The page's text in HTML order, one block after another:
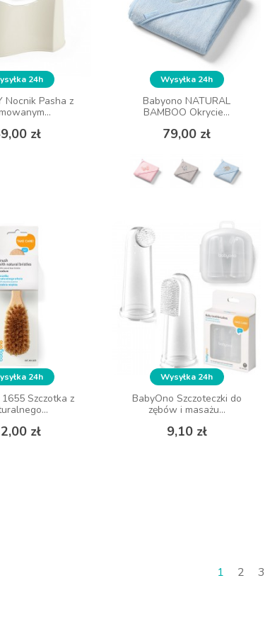
24h
Nocnik Pasha z
złCena
24h
Nocnik Pasha z
złCena
Wysyłka 24h
Babyono NATURAL
BAMBOO Okrycie...
79,00 złCena
Wysyłka 24h
Babyono NATURAL
BAMBOO Okrycie...
79,00 złCena
24h
Szczotka z
złCena
24h
Szczotka z
złCena
Wysyłka 24h
BabyOno Szczoteczki do
zębów i masażu...
9,10 złCena
Wysyłka 24h
BabyOno Szczoteczki do
zębów i masażu...
9,10 złCena
1 2 3